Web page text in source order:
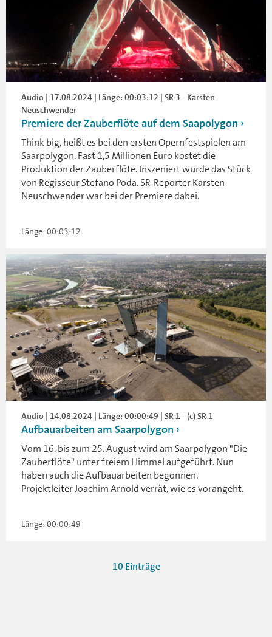
Audio | 17.08.2024 | Länge: 00:03:12 | SR 3 - Karsten
Neuschwender
Premiere der Zauberflöte auf dem Saapolygon
Think big, heißt es bei den ersten Opernfestspielen am
Saarpolygon. Fast 1,5 Millionen Euro kostet die
Produktion der Zauberflöte. Inszeniert wurde das Stück
von Regisseur Stefano Poda. SR-Reporter Karsten
Neuschwender war bei der Premiere dabei.
Länge: 00:03:12
Audio | 14.08.2024 | Länge: 00:00:49 | SR 1 - (c) SR 1
Aufbauarbeiten am Saarpolygon
Vom 16. bis zum 25. August wird am Saarpolygon "Die
Zauberflöte" unter freiem Himmel aufgeführt. Nun
haben auch die Aufbauarbeiten begonnen.
Projektleiter Joachim Arnold verrät, wie es vorangeht.
Länge: 00:00:49
10 Einträge